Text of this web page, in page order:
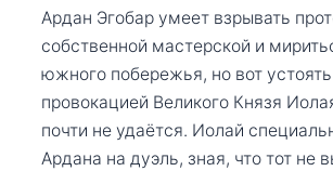
Ардан Эгобар умеет взрывать
собственной мастерской и
южного побережья, но вот
провокацией Великого Князя
почти не удаётся. Иолай
Ардана на дуэль, зная, что тот не